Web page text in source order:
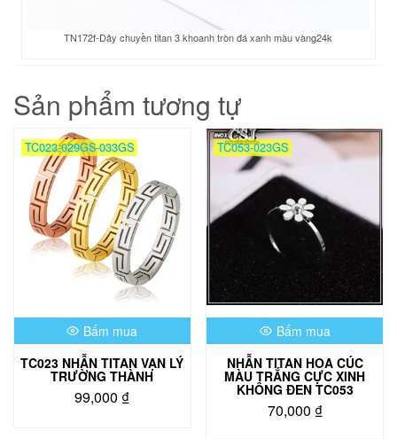
TN172f-Dây chuyền titan 3 khoanh tròn đá xanh màu vàng24k
Sản phẩm tương tự
TC023-029GS-033GS
Bấm mua
TC023 NHẪN TITAN VẠN LÝ
TRƯỜNG THÀNH
99,000 ₫
TC053-023GS
Bấm mua
NHẪN TITAN HOA CÚC
MÀU TRẮNG CỰC XINH
KHÔNG ĐEN TC053
70,000 ₫